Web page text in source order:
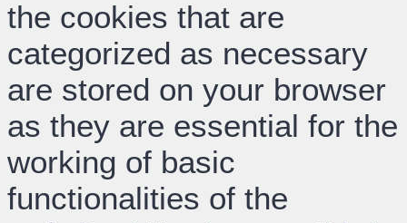
the cookies that are
categorized as necessary
are stored on your browser
as they are essential for the
working of basic
functionalities of the